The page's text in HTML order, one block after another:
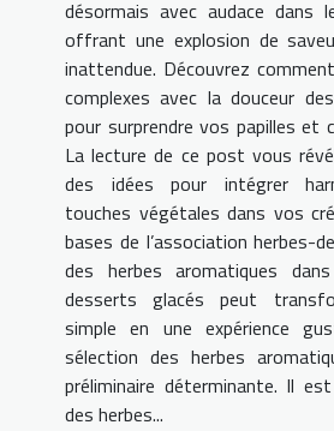
désormais avec audace dans
offrant une explosion de
inattendue. Découvrez
complexes avec la douceur
pour surprendre vos papilles et
La lecture de ce post vous
des idées pour intégrer
touches végétales dans vos
bases de l’association herbes-
des herbes aromatiques
desserts glacés peut
simple en une expérience
sélection des herbes
préliminaire déterminante. Il
des herbes...